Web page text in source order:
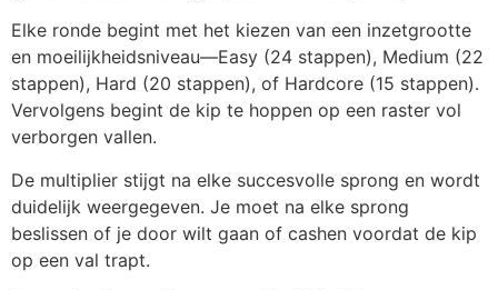
Elke ronde begint met het kiezen van een inzetgrootte
en moeilijkheidsniveau—Easy (24 stappen), Medium (22
stappen), Hard (20 stappen), of Hardcore (15 stappen).
Vervolgens begint de kip te hoppen op een raster vol
verborgen vallen.
De multiplier stijgt na elke succesvolle sprong en wordt
duidelijk weergegeven. Je moet na elke sprong
beslissen of je door wilt gaan of cashen voordat de kip
op een val trapt.